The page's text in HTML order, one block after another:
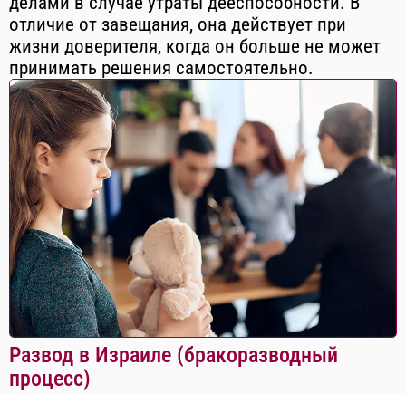
отличие от завещания, она действует при
жизни доверителя, когда он больше не может
принимать решения самостоятельно.
Развод в Израиле (бракоразводный
процесс)